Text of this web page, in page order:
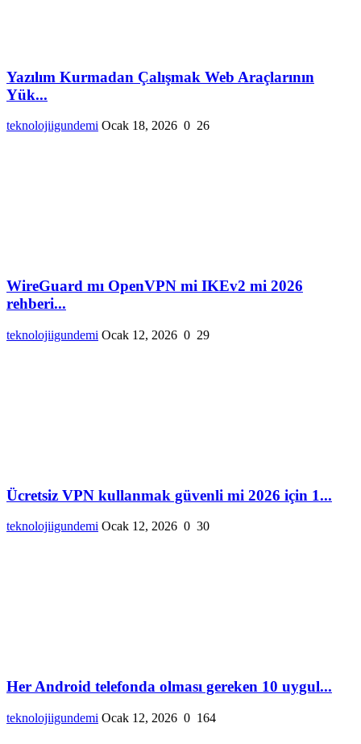
Yazılım Kurmadan Çalışmak Web Araçlarının
Yük...
teknolojiigundemi Ocak 18, 2026 0 26
WireGuard mı OpenVPN mi IKEv2 mi 2026
rehberi...
teknolojiigundemi Ocak 12, 2026 0 29
Ücretsiz VPN kullanmak güvenli mi 2026 için 1...
teknolojiigundemi Ocak 12, 2026 0 30
Her Android telefonda olması gereken 10 uygul...
teknolojiigundemi Ocak 12, 2026 0 164